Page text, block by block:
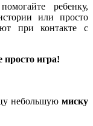
ребенку,
или просто
при контакте с
игра!
небольшую миску